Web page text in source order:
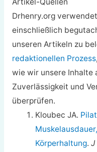
Drhenry.org
einschließlich
unseren Artikeln zu
redaktionellen Prozess
wie wir unsere Inhalte
Zuverlässigkeit und
überprüfen.
Kloubec JA.
Körperhaltung. J